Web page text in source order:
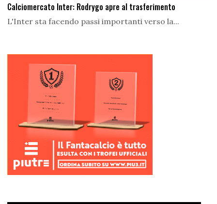
Calciomercato Inter: Rodrygo apre al trasferimento
L'Inter sta facendo passi importanti verso la...